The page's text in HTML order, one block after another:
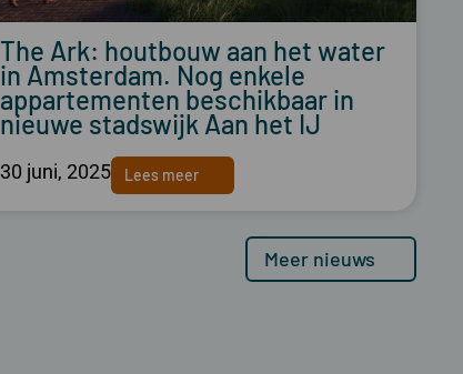
The Ark: houtbouw aan het water
in Amsterdam. Nog enkele
appartementen beschikbaar in
nieuwe stadswijk Aan het IJ
30 juni, 2025 Lees meer
Meer nieuws